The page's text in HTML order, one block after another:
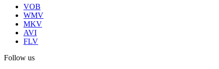
VOB
WMV
MKV
AVI
FLV
Follow us